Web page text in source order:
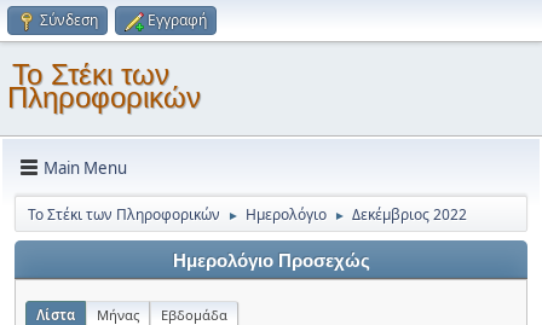
Σύνδεση Εγγραφή
Το Στέκι των
Πληροφορικών
Main Menu
Το Στέκι των Πληροφορικών ► Ημερολόγιο ► Δεκέμβριος 2022
Ημερολόγιο Προσεχώς
Λίστα Μήνας Εβδομάδα